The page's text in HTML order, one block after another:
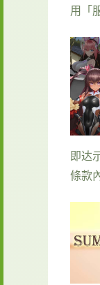
用「
即达
條款